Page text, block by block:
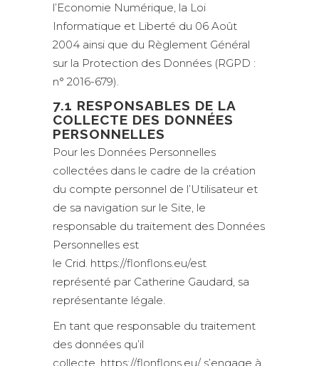
l’Economie Numérique, la Loi
Informatique et Liberté du 06 Août
2004 ainsi que du Règlement Général
sur la Protection des Données (RGPD :
n° 2016-679).
7.1 RESPONSABLES DE LA
COLLECTE DES DONNÉES
PERSONNELLES
Pour les Données Personnelles
collectées dans le cadre de la création
du compte personnel de l’Utilisateur et
de sa navigation sur le Site, le
responsable du traitement des Données
Personnelles est
le Crid. https://flonflons.eu/est
représenté par Catherine Gaudard, sa
représentante légale.
En tant que responsable du traitement
des données qu’il
collecte, https://flonflons.eu/ s’engage à